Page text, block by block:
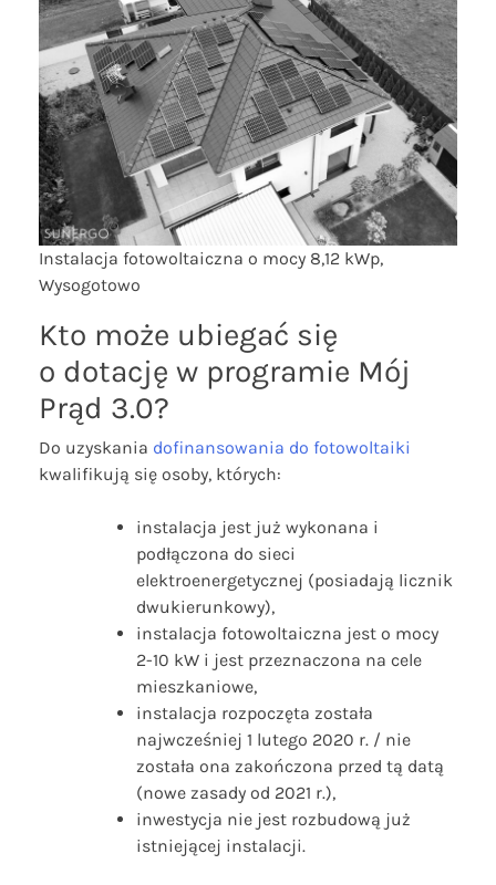
Instalacja fotowoltaiczna o mocy 8,12 kWp,
Wysogotowo
Kto może ubiegać się
o dotację w programie Mój
Prąd 3.0?
Do uzyskania dofinansowania do fotowoltaiki
kwalifikują się osoby, których:
instalacja jest już wykonana i
podłączona do sieci
elektroenergetycznej (posiadają licznik
dwukierunkowy),
instalacja fotowoltaiczna jest o mocy
2-10 kW i jest przeznaczona na cele
mieszkaniowe,
instalacja rozpoczęta została
najwcześniej 1 lutego 2020 r. / nie
została ona zakończona przed tą datą
(nowe zasady od 2021 r.),
inwestycja nie jest rozbudową już
istniejącej instalacji.